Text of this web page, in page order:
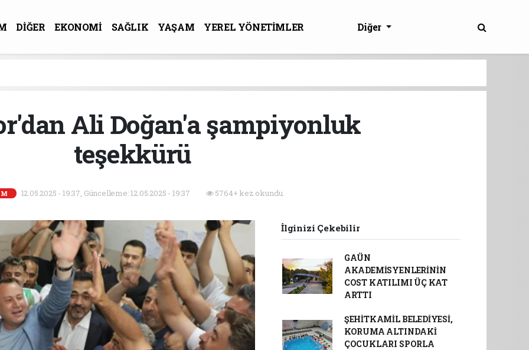
DİĞER EKONOMİ SAĞLIK YAŞAM
YEREL YÖNETİMLER
Diğer
Ali Doğan'a şampiyonluk
teşekkürü
12.05.2025 - 19:37, Güncelleme: 12.05.2025 - 19:37 5764+ kez okundu.
İlginizi Çekebilir
GAÜN
AKADEMİSYENLERİNİN
COST KATILIMI ÜÇ KAT
ARTTI
ŞEHİTKAMİL BELEDİYESİ,
KORUMA ALTINDAKİ
ÇOCUKLARI SPORLA